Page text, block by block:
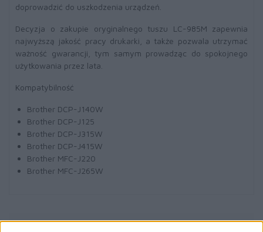
doprowadzić do uszkodzenia urządzeń.
Decyzja o zakupie oryginalnego tuszu LC-985M zapewnia
najwyższą jakość pracy drukarki, a także pozwala utrzymać
ważność gwarancji, tym samym prowadząc do spokojnego
użytkowania przez lata.
Kompatybilność
Brother DCP-J140W
Brother DCP-J125
Brother DCP-J315W
Brother DCP-J415W
Brother MFC-J220
Brother MFC-J265W